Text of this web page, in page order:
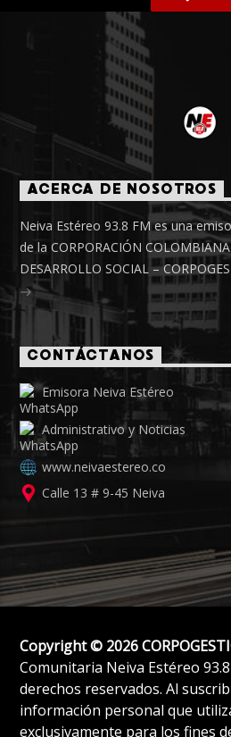
ACERCA DE NOSOTROS
Neiva Estéreo 93.8 FM es una
de la CORPORACIÓN
DESARROLLO SOCIAL –
CONTÁCTANOS
Emisora Neiva Estéreo
Administrativo y Noticias
www.neivaestereo.co
Calle 13 # 9-45 Neiva
Copyright © 2026
Comunitaria Neiva Estéreo
derechos reservados. Al
información personal que
exclusivamente para los fines